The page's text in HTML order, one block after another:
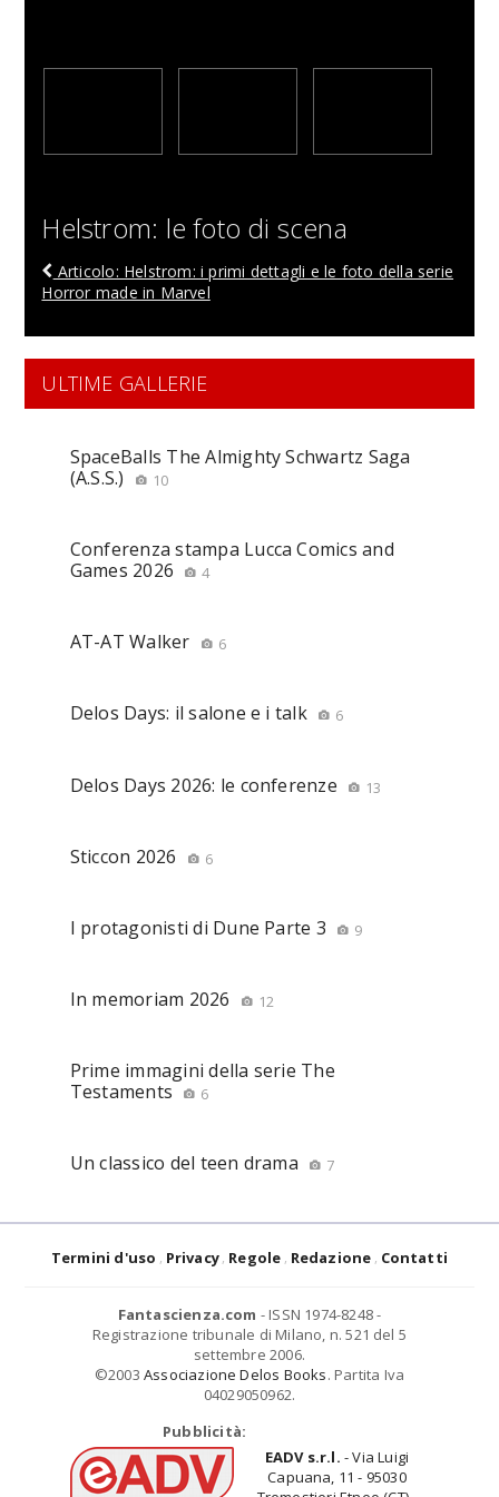
Helstrom: le foto di scena
Articolo: Helstrom: i primi dettagli e le foto della serie
Horror made in Marvel
ULTIME GALLERIE
SpaceBalls The Almighty Schwartz Saga
(A.S.S.)
10
Conferenza stampa Lucca Comics and
Games 2026
4
AT-AT Walker 6
Delos Days: il salone e i talk 6
Delos Days 2026: le conferenze 13
Sticcon 2026 6
I protagonisti di Dune Parte 3 9
In memoriam 2026 12
Prime immagini della serie The
Testaments
6
Un classico del teen drama 7
Termini d'uso Privacy Regole Redazione Contatti
Fantascienza.com - ISSN 1974-8248 -
Registrazione tribunale di Milano, n. 521 del 5
settembre 2006.
©2003 Associazione Delos Books. Partita Iva
04029050962.
Pubblicità:
EADV s.r.l. - Via Luigi
Capuana, 11 - 95030